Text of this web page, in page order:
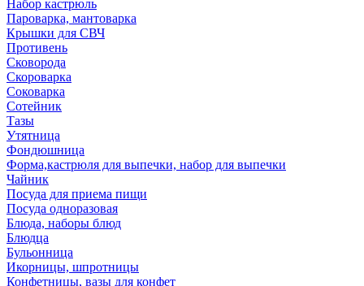
Набор кастрюль
Пароварка, мантоварка
Крышки для СВЧ
Противень
Сковорода
Скороварка
Соковарка
Сотейник
Тазы
Утятница
Фондюшница
Форма,кастрюля для выпечки, набор для выпечки
Чайник
Посуда для приема пищи
Посуда одноразовая
Блюда, наборы блюд
Блюдца
Бульонница
Икорницы, шпротницы
Конфетницы, вазы для конфет